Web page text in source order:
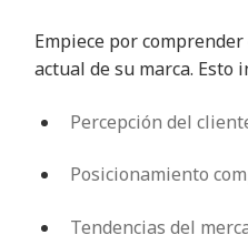
Empiece por
actual de su marca. Esto
Percepción del
Posicionamiento
Tendencias del